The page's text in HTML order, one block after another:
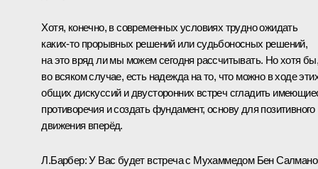
Хотя, конечно, в современных условиях трудно ожидать
каких‑то прорывных решений или судьбоносных решений,
на это вряд ли мы можем сегодня рассчитывать. Но хотя
во всяком случае, есть надежда на то, что можно в ходе
общих дискуссий и двусторонних встреч сгладить
противоречия и создать фундамент, основу для позитивного
движения вперёд.
Л.Барбер:У Вас будет встреча с Мухаммедом Бен